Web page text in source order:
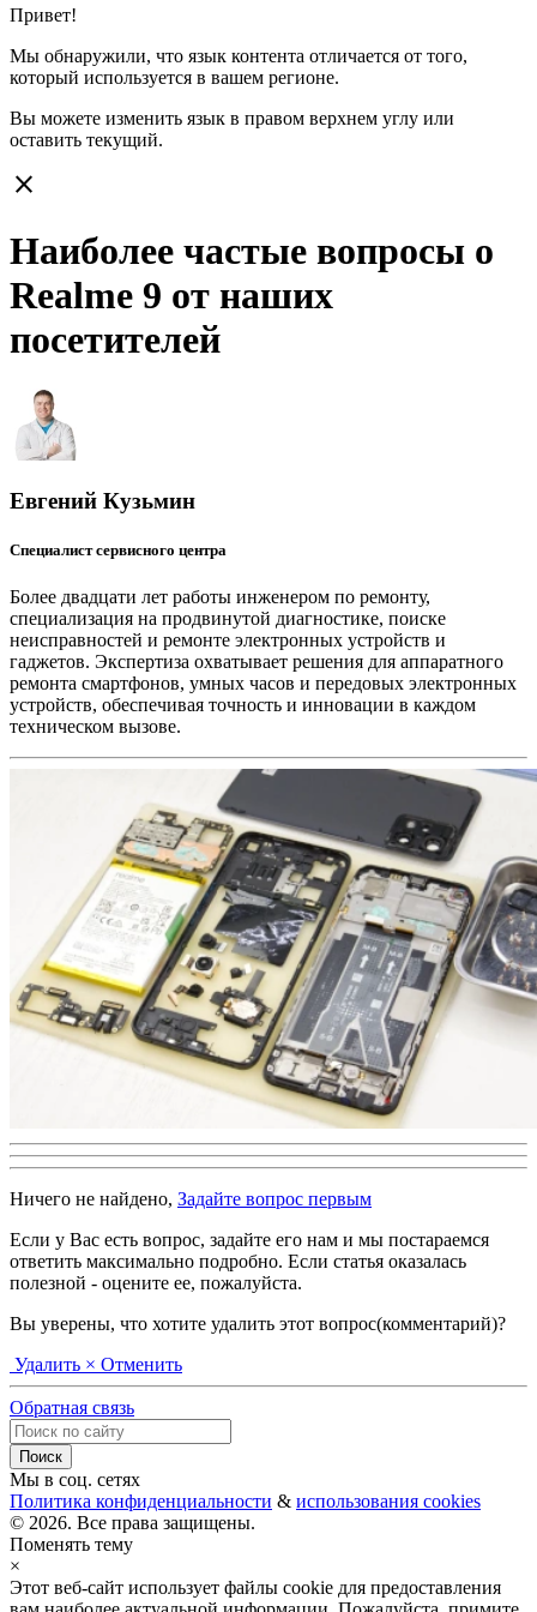
Привет!
Мы обнаружили, что язык контента отличается от того,
который используется в вашем регионе.
Вы можете изменить язык в правом верхнем углу или
оставить текущий.
close
Наиболее частые вопросы о
Realme 9 от наших
посетителей
Евгений Кузьмин
Специалист сервисного центра
Более двадцати лет работы инженером по ремонту,
специализация на продвинутой диагностике, поиске
неисправностей и ремонте электронных устройств и
гаджетов. Экспертиза охватывает решения для аппаратного
ремонта смартфонов, умных часов и передовых электронных
устройств, обеспечивая точность и инновации в каждом
техническом вызове.
Ничего не найдено, Задайте вопрос первым
Если у Вас есть вопрос, задайте его нам и мы постараемся
ответить максимально подробно. Если статья оказалась
полезной - оцените ее, пожалуйста.
Вы уверены, что хотите удалить этот вопрос(комментарий)?
Удалить × Отменить
Обратная связь
Мы в соц. сетях
Политика конфиденциальности & использования cookies
© 2026. Все права защищены.
Поменять тему
×
Этот веб-сайт использует файлы cookie для предоставления